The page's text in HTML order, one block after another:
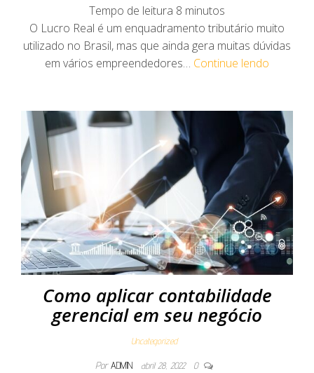
Tempo de leitura 8 minutos
O Lucro Real é um enquadramento tributário muito
utilizado no Brasil, mas que ainda gera muitas dúvidas
em vários empreendedores… Continue lendo
Como aplicar contabilidade
gerencial em seu negócio
Uncategorized
Por ADMIN abril 28, 2022 0